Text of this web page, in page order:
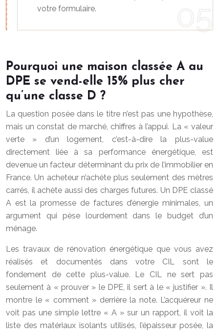
votre formulaire.
Pourquoi une maison classée A au
DPE se vend-elle 15% plus cher
qu’une classe D ?
La question posée dans le titre n’est pas une hypothèse,
mais un constat de marché, chiffres à l’appui. La « valeur
verte » d’un logement, c’est-à-dire la plus-value
directement liée à sa performance énergétique, est
devenue un facteur déterminant du prix de l’immobilier en
France. Un acheteur n’achète plus seulement des mètres
carrés, il achète aussi des charges futures. Un DPE classé
A est la promesse de factures d’énergie minimales, un
argument qui pèse lourdement dans le budget d’un
ménage.
Les travaux de rénovation énergétique que vous avez
réalisés et documentés dans votre CIL sont le
fondement de cette plus-value. Le CIL ne sert pas
seulement à « prouver » le DPE, il sert à le « justifier ». Il
montre le « comment » derrière la note. L’acquéreur ne
voit pas une simple lettre « A » sur un rapport, il voit la
liste des matériaux isolants utilisés, l’épaisseur posée, la